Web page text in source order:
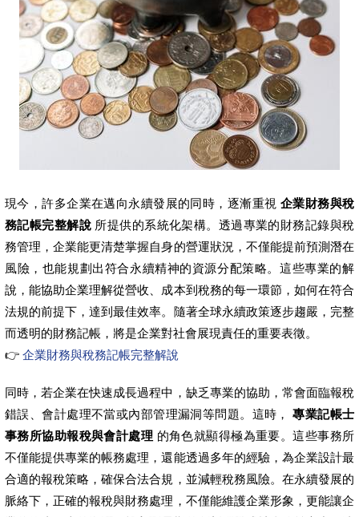
現今，許多企業在邁向永續發展的同時，逐漸重視 企業財務與稅
務記帳完整解說 所提供的系統化架構。透過專業的財務記錄與稅
務管理，企業能更清楚掌握自身的營運狀況，不僅能提前預測潛在
風險，也能規劃出符合永續精神的資源分配策略。這些專業的解
說，能協助企業理解從營收、成本到稅務的每一環節，如何在符合
法規的前提下，達到最佳效率。隨著全球永續政策逐步趨嚴，完整
而透明的財務記帳，將是企業對社會展現責任的重要表徵。
👉 企業財務與稅務記帳完整解說
同時，若企業在快速成長過程中，缺乏專業的協助，常會面臨報稅
錯誤、會計處理不當或內部管理漏洞等問題。這時，專業記帳士
事務所協助報稅與會計處理 的角色就顯得極為重要。這些事務所
不僅能提供專業的帳務處理，還能透過多年的經驗，為企業設計最
合適的報稅策略，確保合法合規，並減輕稅務風險。在永續發展的
脈絡下，正確的報稅與財務處理，不僅能維護企業形象，更能讓企